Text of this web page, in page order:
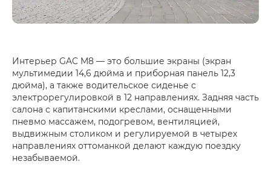
Интерьер GAC M8 — это большие экраны (экран
мультимедии 14,6 дюйма и приборная панель 12,3
дюйма), а также водительское сиденье с
электрорегулировкой в 12 направлениях. Задняя часть
салона с капитанскими креслами, оснащенными
пневмо массажем, подогревом, вентиляцией,
выдвижным столиком и регулируемой в четырех
направлениях оттоманкой делают каждую поездку
незабываемой.